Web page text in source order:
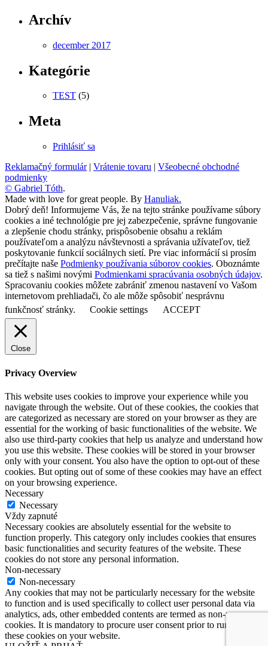
Archív
december 2017
Kategórie
TEST (5)
Meta
Prihlásiť sa
Reklamačný formulár| Vrátenie tovaru | Všeobecné obchodné
podmienky
© Gabriel Tóth.
Made with love for great people. By Hanuliak.
Dobrý deň! Informujeme Vás, že na tejto stránke používame súbory
cookies a iné technológie pre jej zabezpečenie, správne fungovanie
a zlepšenie chodu stránky, prispôsobenie obsahu a reklám
používateľom a analýzu návštevnosti a správania užívateľov, tiež
poskytovanie funkcií sociálnych sietí. Pre viac informácií si prosím
prečítajte naše Podmienky používania súborov cookies. Oboznámte
sa tiež s našimi novými Podmienkami spracúvania osobných údajov.
Spracovaniu cookies môžete zabrániť zmenou nastavení vo Vašom
internetovom prehliadači, čo ale môže spôsobiť nesprávnu
funkčnosť stránky.
Cookie settings ACCEPT
Close
Privacy Overview
This website uses cookies to improve your experience while you
navigate through the website. Out of these cookies, the cookies that
are categorized as necessary are stored on your browser as they are
essential for the working of basic functionalities of the website. We
also use third-party cookies that help us analyze and understand how
you use this website. These cookies will be stored in your browser
only with your consent. You also have the option to opt-out of these
cookies. But opting out of some of these cookies may have an effect
on your browsing experience.
Necessary
Necessary
Vždy zapnuté
Necessary cookies are absolutely essential for the website to
function properly. This category only includes cookies that ensures
basic functionalities and security features of the website. These
cookies do not store any personal information.
Non-necessary
Non-necessary
Any cookies that may not be particularly necessary for the website
to function and is used specifically to collect user personal data via
analytics, ads, other embedded contents are termed as non-necessary
cookies. It is mandatory to procure user consent prior to running
these cookies on your website.